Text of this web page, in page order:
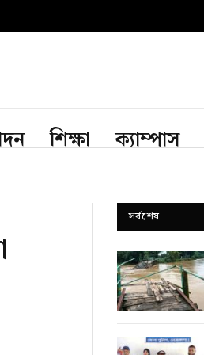
শিক্ষা ক্যাম্পাস
সর্বশেষ